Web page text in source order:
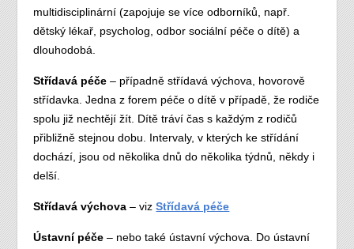
multidisciplinární (zapojuje se více odborníků, např.
dětský lékař, psycholog, odbor sociální péče o dítě) a
dlouhodobá.
Střídavá péče – případně střídavá výchova, hovorově
střídavka. Jedna z forem péče o dítě v případě, že rodiče
spolu již nechtějí žít. Dítě tráví čas s každým z rodičů
přibližně stejnou dobu. Intervaly, v kterých ke střídání
dochází, jsou od několika dnů do několika týdnů, někdy i
delší.
Střídavá výchova – vizStřídavá péče
Ústavní péče – nebo také ústavní výchova. Do ústavní